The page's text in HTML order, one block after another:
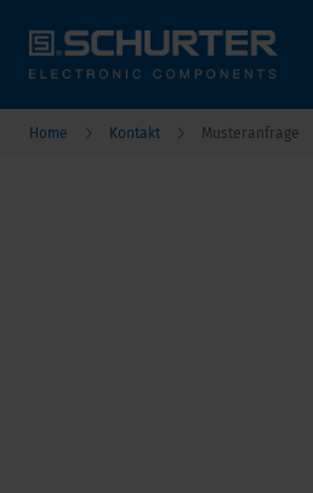
Home Kontakt Musteranfrage